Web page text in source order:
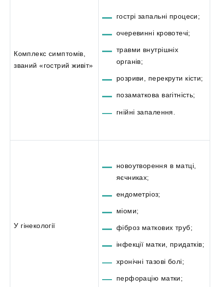
Комплекс симптомів,
званий «гострий живіт»
гострі запальні процеси;
очеревинні кровотечі;
травми внутрішніх
органів;
розриви, перекрути кісти;
позаматкова вагітність;
гнійні запалення.
У гінекології
новоутворення в матці,
яєчниках;
ендометріоз;
міоми;
фіброз маткових труб;
інфекції матки, придатків;
хронічні тазові болі;
перфорацію матки;